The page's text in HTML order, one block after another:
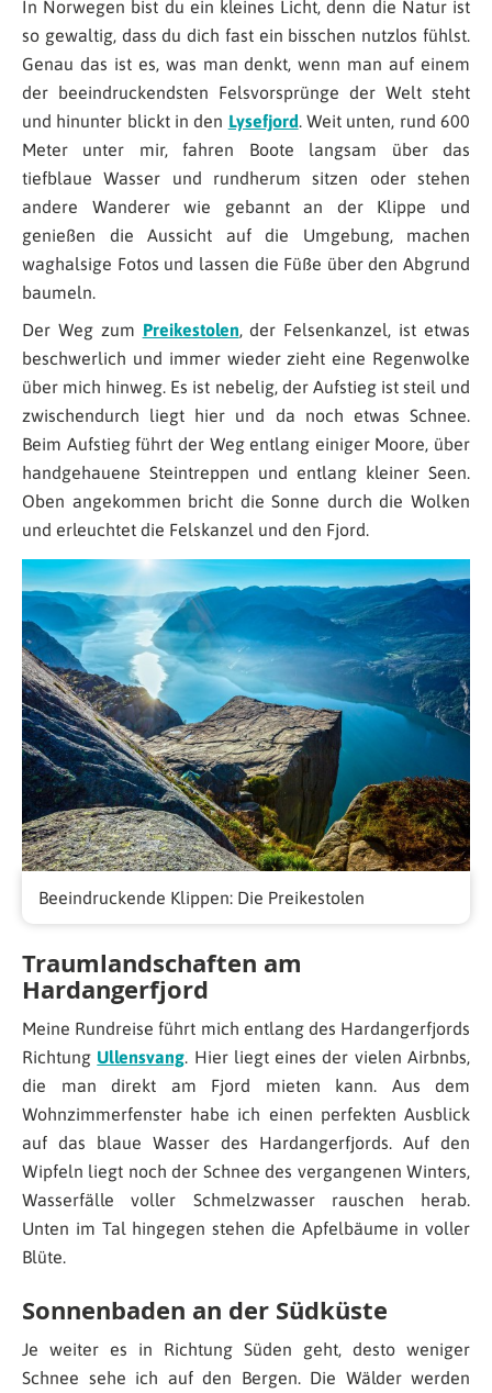
In Norwegen bist du ein kleines Licht, denn die Natur ist
so gewaltig, dass du dich fast ein bisschen nutzlos fühlst.
Genau das ist es, was man denkt, wenn man auf einem
der beeindruckendsten Felsvorsprünge der Welt steht
und hinunter blickt in den Lysefjord. Weit unten, rund 600
Meter unter mir, fahren Boote langsam über das
tiefblaue Wasser und rundherum sitzen oder stehen
andere Wanderer wie gebannt an der Klippe und
genießen die Aussicht auf die Umgebung, machen
waghalsige Fotos und lassen die Füße über den Abgrund
baumeln.
Der Weg zum Preikestolen, der Felsenkanzel, ist etwas
beschwerlich und immer wieder zieht eine Regenwolke
über mich hinweg. Es ist nebelig, der Aufstieg ist steil und
zwischendurch liegt hier und da noch etwas Schnee.
Beim Aufstieg führt der Weg entlang einiger Moore, über
handgehauene Steintreppen und entlang kleiner Seen.
Oben angekommen bricht die Sonne durch die Wolken
und erleuchtet die Felskanzel und den Fjord.
Beeindruckende Klippen: Die Preikestolen
Traumlandschaften am
Hardangerfjord
Meine Rundreise führt mich entlang des Hardangerfjords
Richtung Ullensvang . Hier liegt eines der vielen Airbnbs,
die man direkt am Fjord mieten kann. Aus dem
Wohnzimmerfenster habe ich einen perfekten Ausblick
auf das blaue Wasser des Hardangerfjords. Auf den
Wipfeln liegt noch der Schnee des vergangenen Winters,
Wasserfälle voller Schmelzwasser rauschen herab.
Unten im Tal hingegen stehen die Apfelbäume in voller
Blüte.
Sonnenbaden an der Südküste
Je weiter es in Richtung Süden geht, desto weniger
Schnee sehe ich auf den Bergen. Die Wälder werden